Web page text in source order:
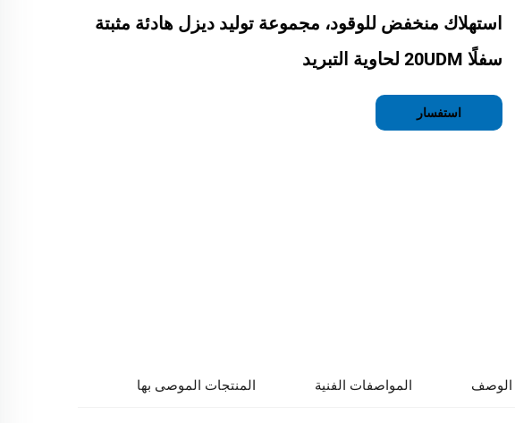
استهلاك منخفض للوقود، مجموعة توليد ديزل هادئة مثبتة
سفلًا 20UDM لحاوية التبريد
استفسار
الوصف المواصفات الفنية المنتجات الموصى بها